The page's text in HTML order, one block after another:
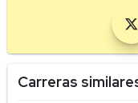
Carreras